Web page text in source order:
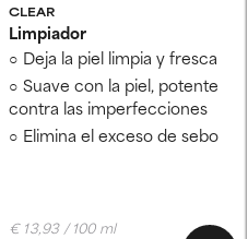
CLEAR
Limpiador
Deja la piel limpia y fresca
Suave con la piel, potente
contra las imperfecciones
Elimina el exceso de sebo
€ 13,93 / 100 ml